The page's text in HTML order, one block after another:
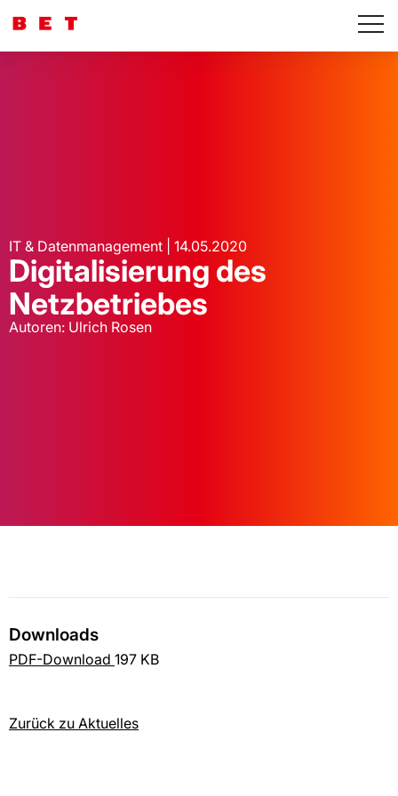
IT & Datenmanagement | 14.05.2020
Digitalisierung des
Netzbetriebes
Autoren: Ulrich Rosen
Downloads
PDF-Download 197 KB
Zurück zu Aktuelles